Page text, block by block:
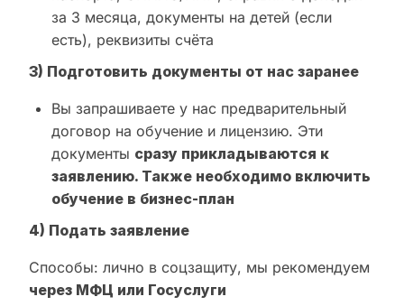
за 3 месяца, документы на детей (если
есть), реквизиты счёта
3) Подготовить документы от нас заранее
Вы запрашиваете у нас предварительный
договор на обучение и лицензию. Эти
документы сразу прикладываются к
заявлению. Также необходимо включить
обучение в бизнес-план
4) Подать заявление
Способы: лично в соцзащиту, мы рекомендуем
через МФЦ или Госуслуги